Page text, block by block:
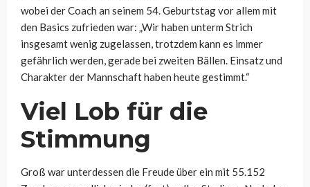
wobei der Coach an seinem 54. Geburtstag vor allem mit
den Basics zufrieden war: „Wir haben unterm Strich
insgesamt wenig zugelassen, trotzdem kann es immer
gefährlich werden, gerade bei zweiten Bällen. Einsatz und
Charakter der Mannschaft haben heute gestimmt.“
Viel Lob für die
Stimmung
Groß war unterdessen die Freude über ein mit 55.152